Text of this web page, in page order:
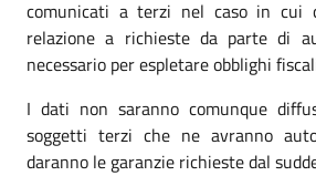
comunicati a terzi nel caso in cui
relazione a richieste da parte di
necessario per espletare obblighi
I dati non saranno comunque
soggetti terzi che ne avranno
daranno le garanzie richieste dal